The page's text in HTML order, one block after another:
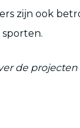
zijn ook
de